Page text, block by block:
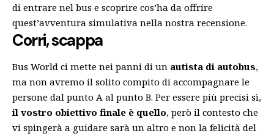
di entrare nel bus e scoprire cos’ha da offrire
quest’avventura simulativa nella nostra recensione.
Corri, scappa
Bus World ci mette nei panni di un autista di autobus,
ma non avremo il solito compito di accompagnare le
persone dal punto A al punto B. Per essere più precisi sì,
il vostro obiettivo finale è quello, però il contesto che
vi spingerà a guidare sarà un altro e non la felicità del